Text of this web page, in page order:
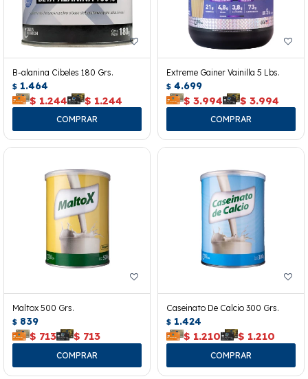
B-alanina Cibeles 180 Grs.
$ 1.464
$ 1.244 $ 1.244
Extreme Gainer Vainilla 5 Lbs.
$ 4.699
$ 3.994 $ 3.994
Maltox 500 Grs.
$ 839
$ 713 $ 713
Caseinato De Calcio 300 Grs.
$ 1.424
$ 1.210 $ 1.210